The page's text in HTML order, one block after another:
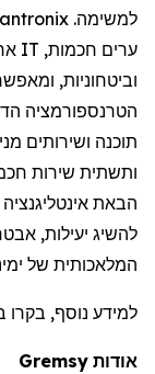
למשימה.
ערים חכמות, IT
וביטחוניות,
הטרנספורמציה
תוכנה ושירותים
ותשתית שירות
הבאת
להשיג יעילות,
המלאכותית של
למידע נוסף,
אודות Gremsy